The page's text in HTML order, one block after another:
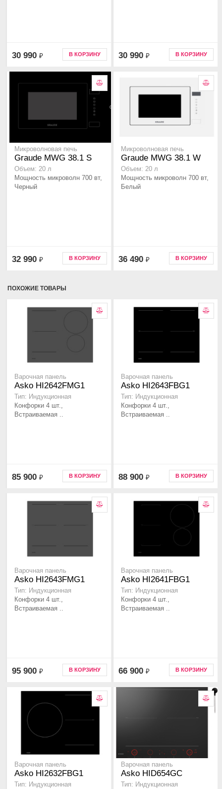
30 990 ₽ В КОРЗИНУ 30 990 ₽ В КОРЗИНУ
Микроволновая печь
Graude MWG 38.1 S
Объем: 20 л
Мощность микроволн 700 вт,
Черный
32 990 ₽ В КОРЗИНУ
Микроволновая печь
Graude MWG 38.1 W
Объем: 20 л
Мощность микроволн 700 вт,
Белый
36 490 ₽ В КОРЗИНУ
ПОХОЖИЕ ТОВАРЫ
Варочная панель
Asko HI2642FMG1
Тип: Индукционная
Конфорки 4 шт.,
Встраиваемая ..
85 900 ₽ В КОРЗИНУ
Варочная панель
Asko HI2643FBG1
Тип: Индукционная
Конфорки 4 шт.,
Встраиваемая ..
88 900 ₽ В КОРЗИНУ
Варочная панель
Asko HI2643FMG1
Тип: Индукционная
Конфорки 4 шт.,
Встраиваемая ..
95 900 ₽ В КОРЗИНУ
Варочная панель
Asko HI2641FBG1
Тип: Индукционная
Конфорки 4 шт.,
Встраиваемая ..
66 900 ₽ В КОРЗИНУ
Варочная панель
Asko HI2632FBG1
Тип: Индукционная
Варочная панель
Asko HID654GC
Тип: Индукционная